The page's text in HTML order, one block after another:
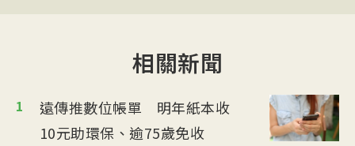
相關新聞
1
遠傳推數位帳單 明年紙本收
10元助環保、逾75歲免收